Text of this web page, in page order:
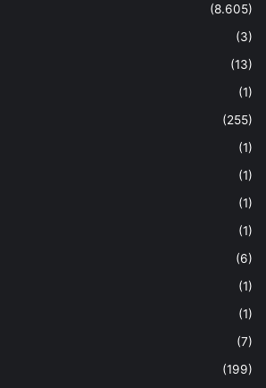
(8.605)
(3)
(13)
(1)
(255)
(1)
(1)
(1)
(1)
(6)
(1)
(1)
(7)
(199)